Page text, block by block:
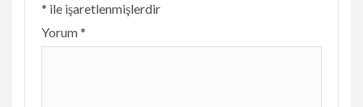
* ile işaretlenmişlerdir
Yorum*